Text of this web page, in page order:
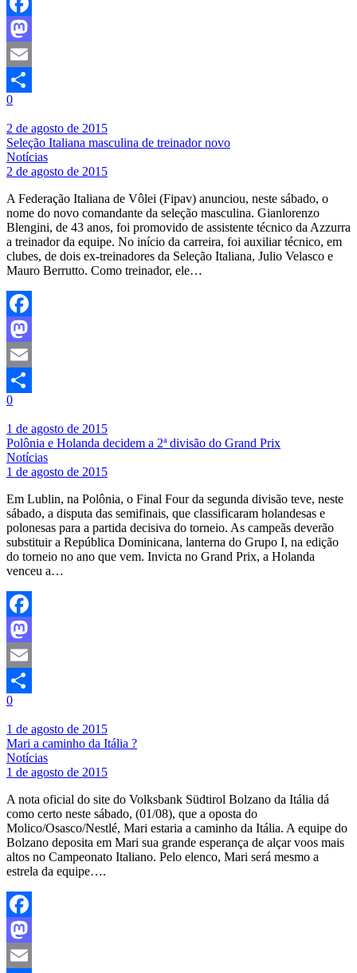
Facebook
Mastodon
Email
Share
0
2 de agosto de 2015
Seleção Italiana masculina de treinador novo
Notícias
2 de agosto de 2015
A Federação Italiana de Vôlei (Fipav) anunciou, neste sábado, o
nome do novo comandante da seleção masculina. Gianlorenzo
Blengini, de 43 anos, foi promovido de assistente técnico da Azzurra
a treinador da equipe. No início da carreira, foi auxiliar técnico, em
clubes, de dois ex-treinadores da Seleção Italiana, Julio Velasco e
Mauro Berrutto. Como treinador, ele…
Facebook
Mastodon
Email
Share
0
1 de agosto de 2015
Polônia e Holanda decidem a 2ª divisão do Grand Prix
Notícias
1 de agosto de 2015
Em Lublin, na Polônia, o Final Four da segunda divisão teve, neste
sábado, a disputa das semifinais, que classificaram holandesas e
polonesas para a partida decisiva do torneio. As campeãs deverão
substituir a República Dominicana, lanterna do Grupo I, na edição
do torneio no ano que vem. Invicta no Grand Prix, a Holanda
venceu a…
Facebook
Mastodon
Email
Share
0
1 de agosto de 2015
Mari a caminho da Itália ?
Notícias
1 de agosto de 2015
A nota oficial do site do Volksbank Südtirol Bolzano da Itália dá
como certo neste sábado, (01/08), que a oposta do
Molico/Osasco/Nestlé, Mari estaria a caminho da Itália. A equipe do
Bolzano deposita em Mari sua grande esperança de alçar voos mais
altos no Campeonato Italiano. Pelo elenco, Mari será mesmo a
estrela da equipe….
Facebook
Mastodon